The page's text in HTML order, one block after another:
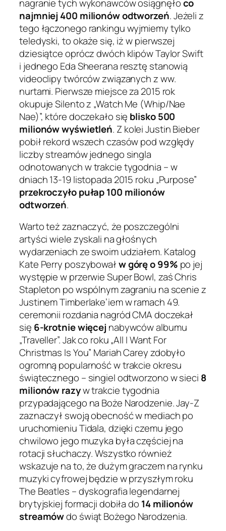
nagranie tych wykonawców osiągnęłoco
najmniej 400 milionów odtworzeń. Jeżeli z
tego łączonego rankingu wyjmiemy tylko
teledyski, to okaże się, iż w pierwszej
dziesiątce oprócz dwóch klipów Taylor Swift
i jednego Eda Sheerana resztę stanowią
videoclipy twórców związanych z ww.
nurtami. Pierwsze miejsce za 2015 rok
okupuje Silento z „Watch Me (Whip/Nae
Nae)”, które doczekało się blisko 500
milionów wyświetleń. Z kolei Justin Bieber
pobił rekord wszech czasów pod względy
liczby streamów jednego singla
odnotowanych w trakcie tygodnia – w
dniach 13-19 listopada 2015 roku „Purpose”
przekroczyło pułap 100 milionów
odtworzeń.
Warto też zaznaczyć, że poszczególni
artyści wiele zyskali na głośnych
wydarzeniach ze swoim udziałem. Katalog
Kate Perry poszybowałw górę o 99% po jej
występie w przerwie Super Bowl, zaś Chris
Stapleton po wspólnym zagraniu na scenie z
Justinem Timberlake’iem w ramach 49.
ceremonii rozdania nagród CMA doczekał
się 6-krotnie więcej nabywców albumu
„Traveller”. Jak co roku „All I Want For
Christmas Is You” Mariah Carey zdobyło
ogromną popularność w trakcie okresu
świątecznego – singiel odtworzono w sieci 8
milionów razyw trakcie tygodnia
przypadającego na Boże Narodzenie. Jay-Z
zaznaczył swoją obecność w mediach po
uruchomieniu Tidala, dzięki czemu jego
chwilowo jego muzyka była częściej na
rotacji słuchaczy. Wszystko również
wskazuje na to, że dużym graczem na rynku
muzyki cyfrowej będzie w przyszłym roku
The Beatles – dyskografia legendarnej
brytyjskiej formacji dobiła do 14 milionów
streamówdo świąt Bożego Narodzenia.